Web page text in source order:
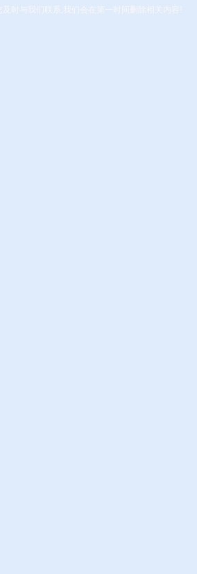
时与我们联系,我们会在第一时间删除相关内容!